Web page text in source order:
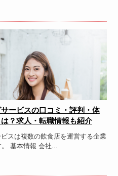
ービスの口コミ・評判・体
？求人・転職情報も紹介
スは複数の飲食店を運営する企業
基本情報 会社...